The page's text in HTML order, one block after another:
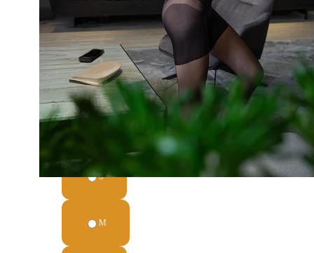
bavlněný
klín
Intenzivní
černá
barva
Push up
efekt
Detailní
informace
S
M